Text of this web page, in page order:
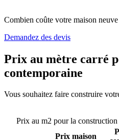
Combien coûte votre maison neuve
Demandez des devis
Prix au mètre carré
contemporaine
Vous souhaitez faire construire
Prix au m2 pour la
Prix maison